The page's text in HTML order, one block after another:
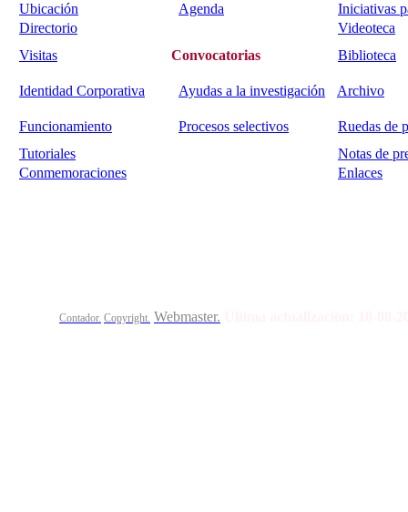
Ubicación
Agenda
Iniciativas
Directorio
Videoteca
Visitas
Convocatorias Biblioteca
Identidad Corporativa Ayudas a la investigación Archivo
Funcionamiento Procesos selectivos
Ruedas de
Tutoriales
Notas de
Conmemoraciones
Enlaces
Contador. Copyright. Webmaster.